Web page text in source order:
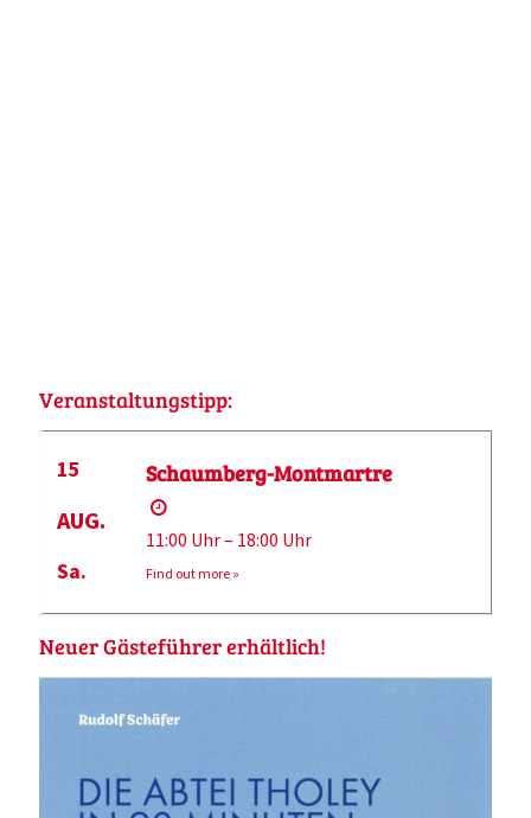
Veranstaltungstipp:
15
AUG.
Sa.
Schaumberg-Montmartre
11:00 Uhr – 18:00 Uhr
Find out more »
Neuer Gästeführer erhältlich!